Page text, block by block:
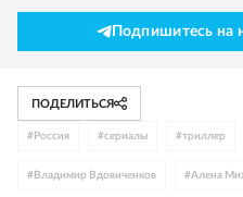
Подпишитесь на
ПОДЕЛИТЬСЯ
# Россия #сериалы #триллер
# Владимир Вдовиченков #Алена